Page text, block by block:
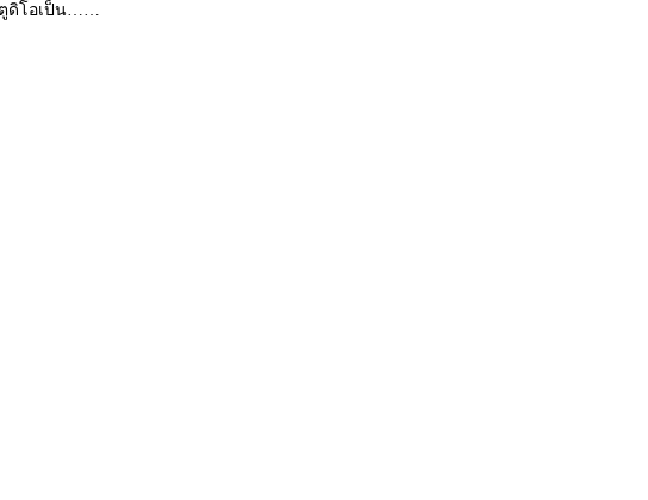
ตูดิโอเป็น……